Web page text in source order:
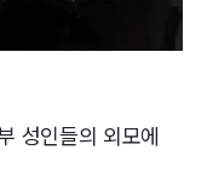
성인들의 외모에